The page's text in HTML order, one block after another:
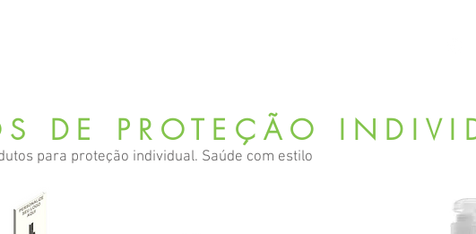
DE PROTEÇÃO
para proteção individual. Saúde com estilo